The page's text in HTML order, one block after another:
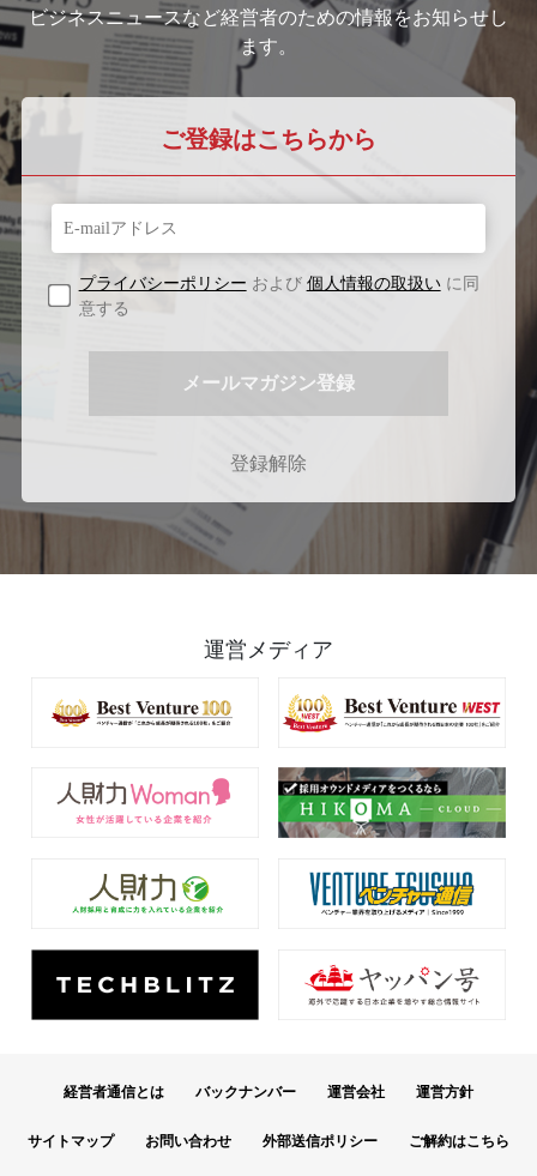
ビジネスニュースなど経営者のための情報をお知らせし
ます。
ご登録はこちらから
プライバシーポリシー および 個人情報の取扱いに同
意する
登録解除
運営メディア
経営者通信とは バックナンバー 運営会社 運営方針
サイトマップ お問い合わせ 外部送信ポリシー ご解約はこちら